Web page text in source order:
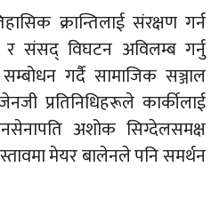
क्रान्तिलाई संरक्षण गर्न
संसद् विघटन अविलम्ब गर्नु
सम्बोधन गर्दै सामाजिक सञ्जाल
प्रतिनिधिहरूले कार्कीलाई
अशोक सिग्देलसमक्ष
मेयर बालेनले पनि समर्थन